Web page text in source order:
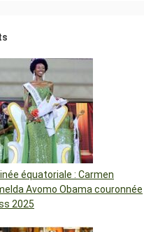
équatoriale : Carmen
Avomo Obama couronnée
2025